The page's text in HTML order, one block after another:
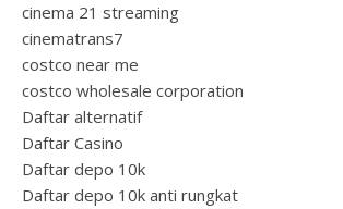
cinema 21 streaming
cinematrans7
costco near me
costco wholesale corporation
Daftar alternatif
Daftar Casino
Daftar depo 10k
Daftar depo 10k anti rungkat